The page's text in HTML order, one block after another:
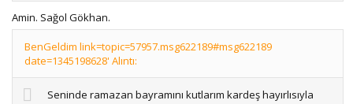
Amin. Sağol Gökhan.
BenGeldim link=topic=57957.msg622189#msg622189
date=1345198628' Alıntı:
Seninde ramazan bayramını kutlarım kardeş hayırlısıyla